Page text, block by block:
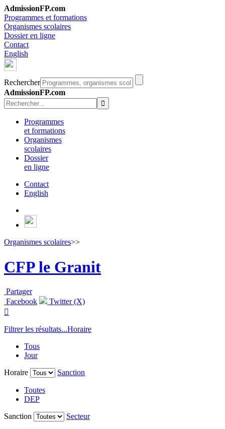
AdmissionFP.com
Programmes et formations
Organismes scolaires
Dossier en ligne
Contact
English
Rechercher
AdmissionFP.com
Programmes
et formations
Organismes
scolaires
Dossier
en ligne
Contact
English
Organismes scolaires>>
CFP le Granit
Partager
Facebook
Twitter (X)

Filtrer les résultats...Horaire
Tous
Jour
Horaire
Sanction
Toutes
DEP
Sanction
Secteur